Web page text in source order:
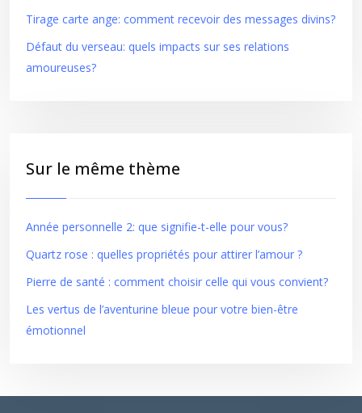
Tirage carte ange: comment recevoir des messages divins?
Défaut du verseau: quels impacts sur ses relations
amoureuses?
Sur le même thème
Année personnelle 2: que signifie-t-elle pour vous?
Quartz rose : quelles propriétés pour attirer l’amour ?
Pierre de santé : comment choisir celle qui vous convient?
Les vertus de l’aventurine bleue pour votre bien-être
émotionnel